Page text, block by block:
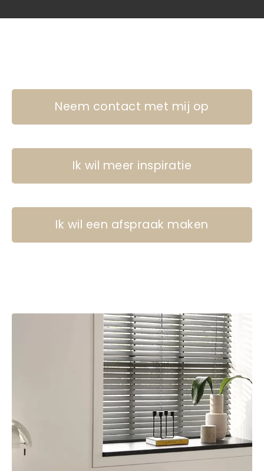
Neem contact met mij op
Ik wil meer inspiratie
Ik wil een afspraak maken